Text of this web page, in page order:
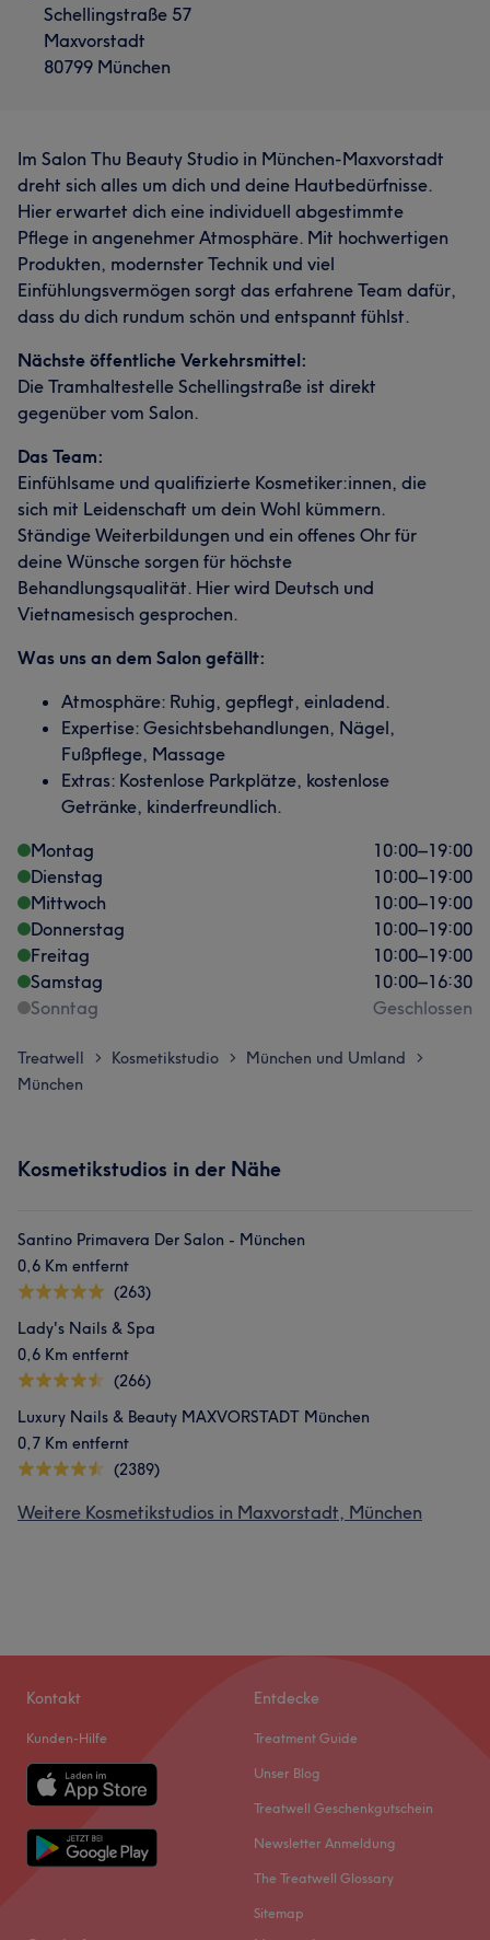
Schellingstraße 57
Maxvorstadt
80799 München
Im Salon Thu Beauty Studio in München-Maxvorstadt
dreht sich alles um dich und deine Hautbedürfnisse.
Hier erwartet dich eine individuell abgestimmte
Pflege in angenehmer Atmosphäre. Mit hochwertigen
Produkten, modernster Technik und viel
Einfühlungsvermögen sorgt das erfahrene Team dafür,
dass du dich rundum schön und entspannt fühlst.
Nächste öffentliche Verkehrsmittel:
Die Tramhaltestelle Schellingstraße ist direkt
gegenüber vom Salon.
Das Team:
Einfühlsame und qualifizierte Kosmetiker:innen, die
sich mit Leidenschaft um dein Wohl kümmern.
Ständige Weiterbildungen und ein offenes Ohr für
deine Wünsche sorgen für höchste
Behandlungsqualität. Hier wird Deutsch und
Vietnamesisch gesprochen.
Was uns an dem Salon gefällt:
Atmosphäre: Ruhig, gepflegt, einladend.
Expertise: Gesichtsbehandlungen, Nägel,
Fußpflege, Massage
Extras: Kostenlose Parkplätze, kostenlose
Getränke, kinderfreundlich.
Montag
10:00–19:00
Dienstag
10:00–19:00
Mittwoch
10:00–19:00
Donnerstag
10:00–19:00
Freitag
10:00–19:00
Samstag
10:00–16:30
Sonntag
Geschlossen
Treatwell > Kosmetikstudio > München und Umland >
München
Kosmetikstudios in der Nähe
Santino Primavera Der Salon - München
0,6 Km entfernt
(263)
Lady's Nails & Spa
0,6 Km entfernt
(266)
Luxury Nails & Beauty MAXVORSTADT München
0,7 Km entfernt
(2389)
Weitere Kosmetikstudios in Maxvorstadt, München
Kontakt
Kunden-Hilfe
Entdecke
Treatment Guide
Unser Blog
Treatwell Geschenkgutschein
Newsletter Anmeldung
The Treatwell Glossary
Sitemap